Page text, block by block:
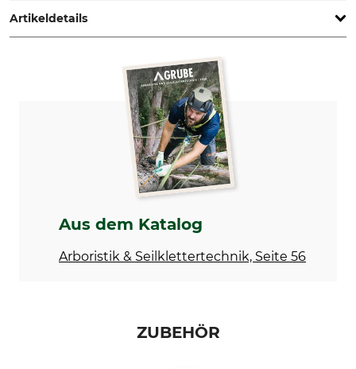
Artikeldetails
Produkttyp
Winterhaube
Aus dem Katalog
Arboristik & Seilklettertechnik, Seite 56
ZUBEHÖR